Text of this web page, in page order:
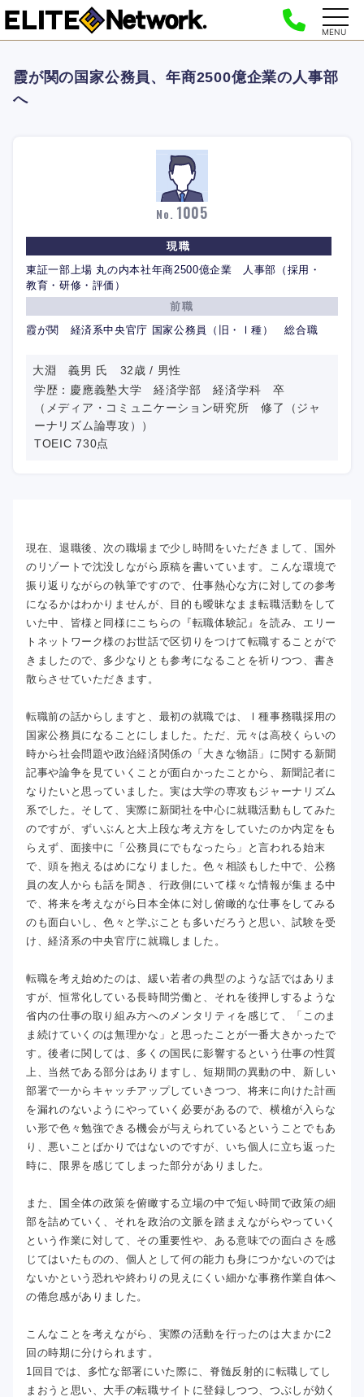
MENU
霞が関の国家公務員、年商2500億企業の人事部
へ
No. 1005
現職
東証一部上場 丸の内本社年商2500億企業 人事部（採用・
教育・研修・評価）
前職
霞が関 経済系中央官庁 国家公務員（旧・Ⅰ種） 総合職
大淵 義男 氏 32歳 / 男性
学歴：慶應義塾大学 経済学部 経済学科 卒
（メディア・コミュニケーション研究所 修了（ジャ
ーナリズム論専攻））
TOEIC 730点
現在、退職後、次の職場まで少し時間をいただきまして、国外
のリゾートで沈没しながら原稿を書いています。こんな環境で
振り返りながらの執筆ですので、仕事熱心な方に対しての参考
になるかはわかりませんが、目的も曖昧なまま転職活動をして
いた中、皆様と同様にこちらの『転職体験記』を読み、エリー
トネットワーク様のお世話で区切りをつけて転職することがで
きましたので、多少なりとも参考になることを祈りつつ、書き
散らさせていただきます。
転職前の話からしますと、最初の就職では、Ⅰ種事務職採用の
国家公務員になることにしました。ただ、元々は高校くらいの
時から社会問題や政治経済関係の「大きな物語」に関する新聞
記事や論争を見ていくことが面白かったことから、新聞記者に
なりたいと思っていました。実は大学の専攻もジャーナリズム
系でした。そして、実際に新聞社を中心に就職活動もしてみた
のですが、ずいぶんと大上段な考え方をしていたのか内定をも
らえず、面接中に「公務員にでもなったら」と言われる始末
で、頭を抱えるはめになりました。色々相談もした中で、公務
員の友人からも話を聞き、行政側にいて様々な情報が集まる中
で、将来を考えながら日本全体に対し俯瞰的な仕事をしてみる
のも面白いし、色々と学ぶことも多いだろうと思い、試験を受
け、経済系の中央官庁に就職しました。
転職を考え始めたのは、緩い若者の典型のような話ではありま
すが、恒常化している長時間労働と、それを後押しするような
省内の仕事の取り組み方へのメンタリティを感じて、「このま
ま続けていくのは無理かな」と思ったことが一番大きかったで
す。後者に関しては、多くの国民に影響するという仕事の性質
上、当然である部分はありますし、短期間の異動の中、新しい
部署で一からキャッチアップしていきつつ、将来に向けた計画
を漏れのないようにやっていく必要があるので、横槍が入らな
い形で色々勉強できる機会が与えられているということでもあ
り、悪いことばかりではないのですが、いち個人に立ち返った
時に、限界を感じてしまった部分がありました。
また、国全体の政策を俯瞰する立場の中で短い時間で政策の細
部を詰めていく、それを政治の文脈を踏まえながらやっていく
という作業に対して、その重要性や、ある意味での面白さを感
じてはいたものの、個人として何の能力も身につかないのでは
ないかという恐れや終わりの見えにくい細かな事務作業自体へ
の倦怠感がありました。
こんなことを考えながら、実際の活動を行ったのは大まかに2
回の時期に分けられます。
1回目では、多忙な部署にいた際に、脊髄反射的に転職してし
まおうと思い、大手の転職サイトに登録しつつ、つぶしが効く